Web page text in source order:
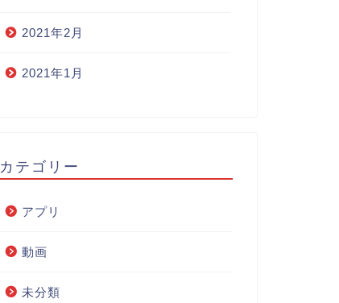
2021年2月
2021年1月
カテゴリー
アプリ
動画
未分類